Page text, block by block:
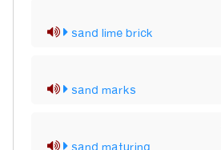
sand lime brick
sand marks